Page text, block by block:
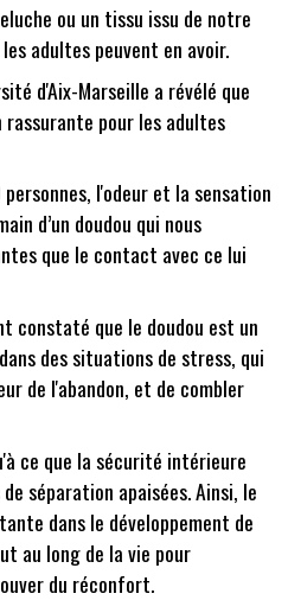
ou un tissu issu de notre
adultes peuvent en avoir.
d'Aix-Marseille a révélé que
pour les adultes
l'odeur et la sensation
d’un doudou qui nous
que le contact avec ce lui
constaté que le doudou est un
des situations de stress, qui
de l'abandon, et de combler
ce que la sécurité intérieure
séparation apaisées. Ainsi, le
dans le développement de
au long de la vie pour
du réconfort.